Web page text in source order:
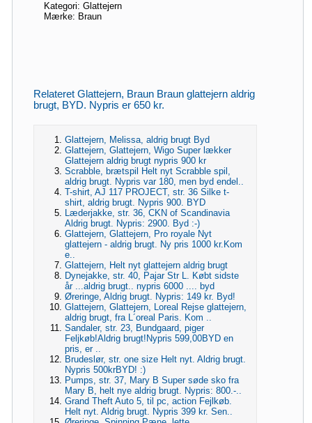
Kategori: Glattejern
Mærke: Braun
Relateret Glattejern, Braun Braun glattejern aldrig
brugt, BYD. Nypris er 650 kr.
Glattejern, Melissa, aldrig brugt Byd
Glattejern, Glattejern, Wigo Super lækker
Glattejern aldrig brugt nypris 900 kr
Scrabble, brætspil Helt nyt Scrabble spil,
aldrig brugt. Nypris var 180, men byd endel..
T-shirt, AJ 117 PROJECT, str. 36 Silke t-
shirt, aldrig brugt. Nypris 900. BYD
Læderjakke, str. 36, CKN of Scandinavia
Aldrig brugt. Nypris: 2900. Byd :-)
Glattejern, Glattejern, Pro royale Nyt
glattejern - aldrig brugt. Ny pris 1000 kr.Kom
e..
Glattejern, Helt nyt glattejern aldrig brugt
Dynejakke, str. 40, Pajar Str L. Købt sidste
år ...aldrig brugt.. nypris 6000 .... byd
Øreringe, Aldrig brugt. Nypris: 149 kr. Byd!
Glattejern, Glattejern, Loreal Rejse glattejern,
aldrig brugt, fra L´oreal Paris. Kom ..
Sandaler, str. 23, Bundgaard, piger
Feljkøb!Aldrig brugt!Nypris 599,00BYD en
pris, er ..
Brudeslør, str. one size Helt nyt. Aldrig brugt.
Nypris 500krBYD! :)
Pumps, str. 37, Mary B Super søde sko fra
Mary B, helt nye aldrig brugt. Nypris: 800.-..
Grand Theft Auto 5, til pc, action Fejlkøb.
Helt nyt. Aldrig brugt. Nypris 399 kr. Sen..